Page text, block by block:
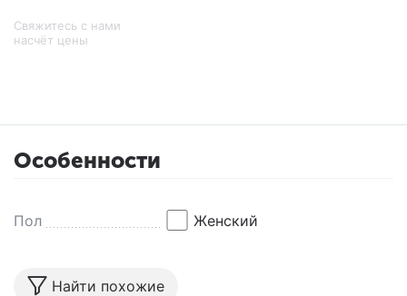
Свяжитесь с нами
насчёт цены
Особенности
Пол Женский
Найти похожие